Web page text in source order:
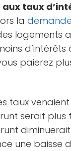
taux
la demande
logements
d’intérêts
paierez
taux
serait
une baisse